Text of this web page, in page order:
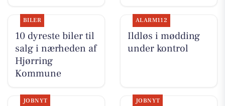
BILER
10 dyreste biler til
salg i nærheden af
Hjørring
Kommune
ALARM112
Ildløs i mødding
under kontrol
JOBNYT JOBNYT